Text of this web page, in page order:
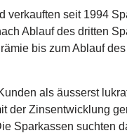
seit 1994
Ablauf des dritten
bis zum Ablauf
als äusserst
der Zinsentwicklung
Sparkassen suchten